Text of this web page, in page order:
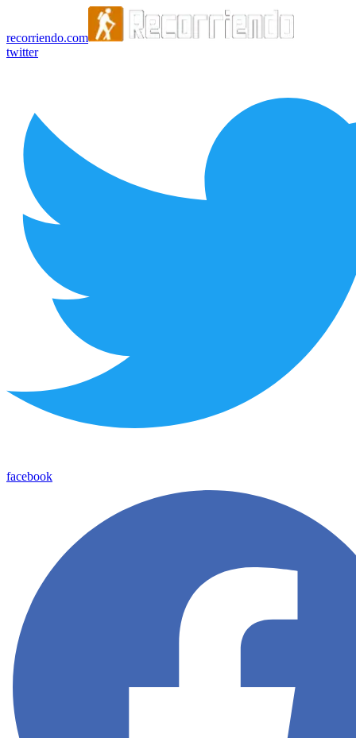
recorriendo.com
twitter
facebook